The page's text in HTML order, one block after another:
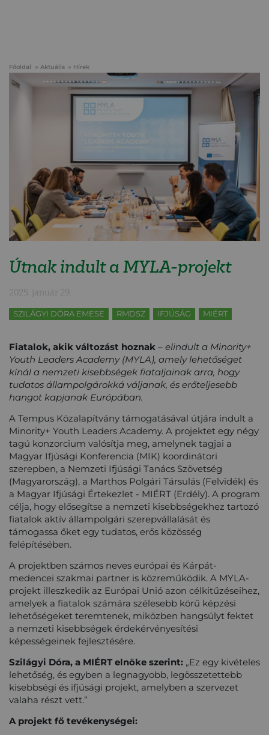
Főoldal Aktuális Hírek
Útnak indult a MYLA-projekt
2025. január 29.
SZILÁGYI DÓRA EMESE RMDSZ IFJÚSÁG MIÉRT
Fiatalok, akik változást hoznak – elindult a Minority+
Youth Leaders Academy (MYLA), amely lehetőséget
kínál a nemzeti kisebbségek fiataljainak arra, hogy
tudatos állampolgárokká váljanak, és erőteljesebb
hangot kapjanak Európában.
A Tempus Közalapítvány támogatásával útjára indult a
Minority+ Youth Leaders Academy. A projektet egy négy
tagú konzorcium valósítja meg, amelynek tagjai a
Magyar Ifjúsági Konferencia (MIK) koordinátori
szerepben, a Nemzeti Ifjúsági Tanács Szövetség
(Magyarország), a Marthos Polgári Társulás (Felvidék) és
a Magyar Ifjúsági Értekezlet - MIÉRT (Erdély). A program
célja, hogy elősegítse a nemzeti kisebbségekhez tartozó
fiatalok aktív állampolgári szerepvállalását és
támogassa őket egy tudatos, erős közösség
felépítésében.
A projektben számos neves európai és Kárpát-
medencei szakmai partner is közreműködik. A MYLA-
projekt illeszkedik az Európai Unió azon célkitűzéseihez,
amelyek a fiatalok számára szélesebb körű képzési
lehetőségeket teremtenek, miközben hangsúlyt fektet
a nemzeti kisebbségek érdekérvényesítési
képességeinek fejlesztésére.
Szilágyi Dóra, a MIÉRT elnöke szerint: „Ez egy kivételes
lehetőség, és egyben a legnagyobb, legösszetettebb
kisebbségi és ifjúsági projekt, amelyben a szervezet
valaha részt vett.”
A projekt fő tevékenységei: